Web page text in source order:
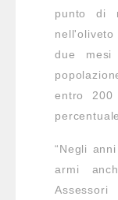
punto di
due mesi
entro
“Negli
armi